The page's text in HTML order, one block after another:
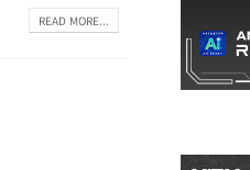
READ MORE...